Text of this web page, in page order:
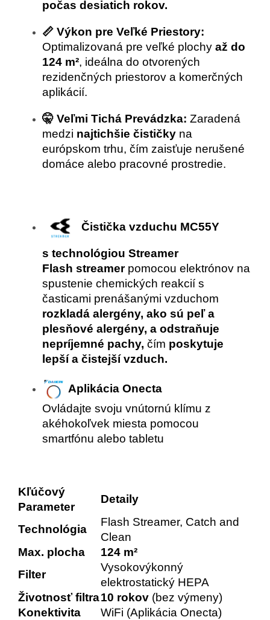
počas desiatich rokov.
📏 Výkon pre Veľké Priestory:
Optimalizovaná pre veľké plochy až do
124 m², ideálna do otvorených
rezidenčných priestorov a komerčných
aplikácií.
🤫 Veľmi Tichá Prevádzka: Zaradená
medzi najtichšie čističky na
európskom trhu, čím zaisťuje nerušené
domáce alebo pracovné prostredie.
Čistička vzduchu MC55Y
s technológiou Streamer
Flash streamer pomocou elektrónov na
spustenie chemických reakcií s
časticami prenášanými vzduchom
rozkladá alergény, ako sú peľ a
plesňové alergény, a odstraňuje
nepríjemné pachy, čím poskytuje
lepší a čistejší vzduch.
Aplikácia Onecta
Ovládajte svoju vnútornú klímu z
akéhokoľvek miesta pomocou
smartfónu alebo tabletu
Kľúčový
Parameter
Detaily
Technológia
Flash Streamer, Catch and
Clean
Max. plocha
124 m²
Filter
Vysokovýkonný
elektrostatický HEPA
Životnosť filtra10 rokov (bez výmeny)
Konektivita
WiFi (Aplikácia Onecta)